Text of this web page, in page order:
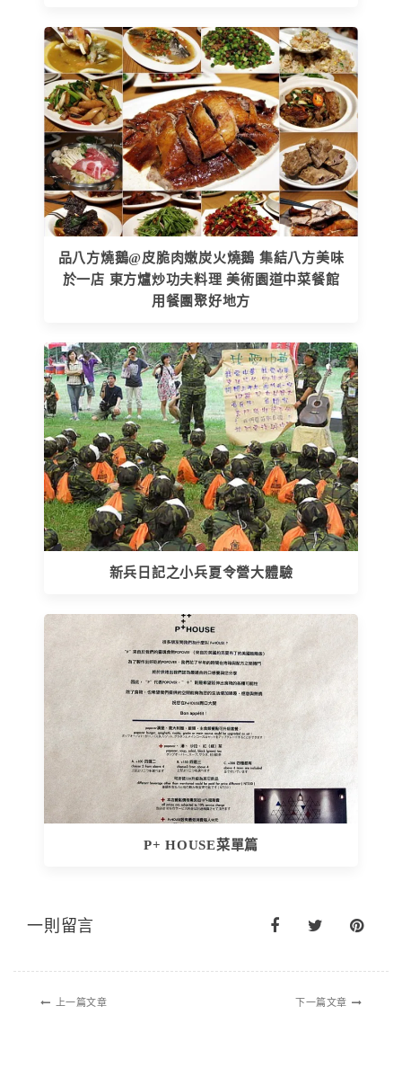
品八方燒鵝@皮脆肉嫩炭火燒鵝 集結八方美味
於一店 東方爐炒功夫料理 美術園道中菜餐館
用餐團聚好地方
新兵日記之小兵夏令營大體驗
P+ HOUSE菜單篇
一則留言
上一篇文章 下一篇文章